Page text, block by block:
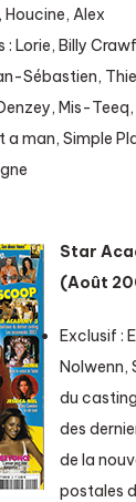
Alex
Lorie, Billy
Sébastien,
Mis-
a man, Simple
Star
(Août
Exclusif :
Nolwenn,
du
des
de la
postales